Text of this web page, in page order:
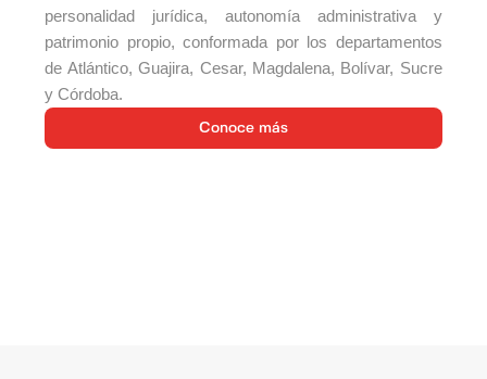
personalidad jurídica, autonomía administrativa y
patrimonio propio, conformada por los departamentos
de Atlántico, Guajira, Cesar, Magdalena, Bolívar, Sucre
y Córdoba.
Conoce más